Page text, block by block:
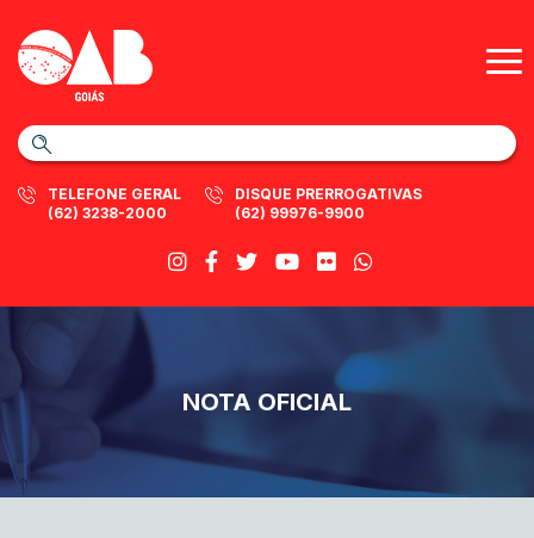
TELEFONE GERAL
(62) 3238-2000
DISQUE PRERROGATIVAS
(62) 99976-9900
NOTA OFICIAL